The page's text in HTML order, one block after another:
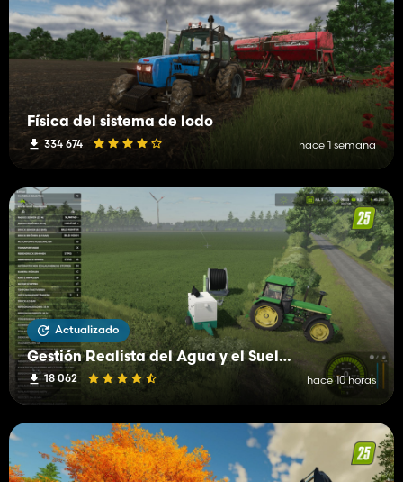
Física del sistema de lodo
334 674 hace 1 semana
Actualizado
Gestión Realista del Agua y el Suelo (RWSM)
18 062 hace 10 horas